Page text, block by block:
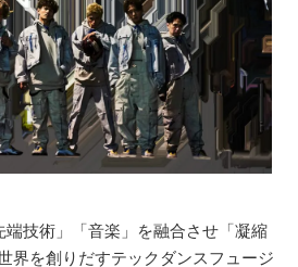
端技術」「音楽」を融合させ「凝縮
界を創りだすテックダンスフュージ